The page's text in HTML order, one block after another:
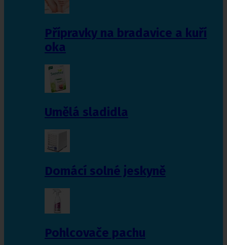
Přípravky na bradavice a kuří
oka
Umělá sladidla
Domácí solné jeskyně
Pohlcovače pachu